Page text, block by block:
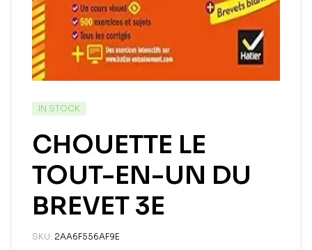
IN STOCK
CHOUETTE LE
TOUT-EN-UN DU
BREVET 3E
SKU: 2AA6F556AF9E